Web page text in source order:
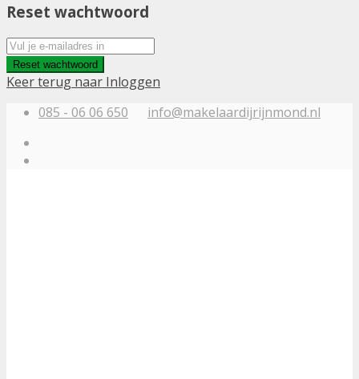
Reset wachtwoord
Reset wachtwoord
Keer terug naar Inloggen
085 - 06 06 650
info@makelaardijrijnmond.nl